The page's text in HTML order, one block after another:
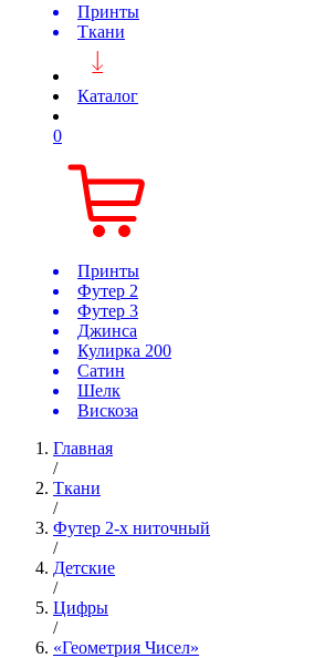
Принты
Ткани
Каталог
0
Принты
Футер 2
Футер 3
Джинса
Кулирка 200
Сатин
Шелк
Вискоза
Главная
/
Ткани
/
Футер 2-х ниточный
/
Детские
/
Цифры
/
«Геометрия Чисел»